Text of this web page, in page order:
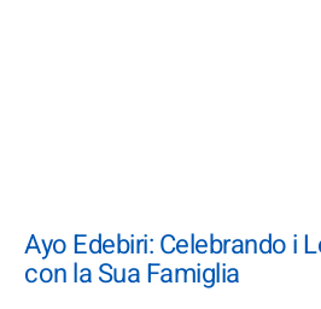
Ayo Edebiri: Celebrando i
con la Sua Famiglia